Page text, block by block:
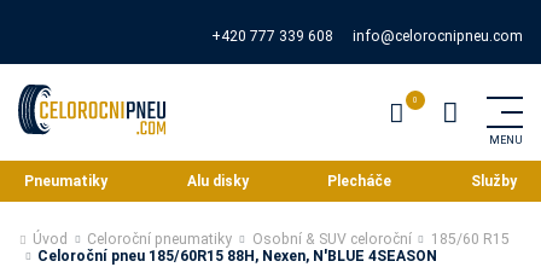
+420 777 339 608 info@celorocnipneu.com
Pneumatiky Alu disky Plecháče Služby
Úvod Celoroční pneumatiky Osobní & SUV celoroční
185/60 R15
Celoroční pneu 185/60R15 88H, Nexen, N'BLUE 4SEASON